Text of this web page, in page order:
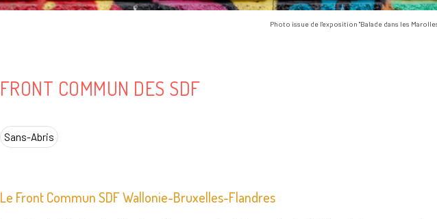
Photo issue de l'exposition "Balade dans les
FRONT COMMUN DES SDF
Sans-Abris
Le Front Commun SDF Wallonie-Bruxelles-Flandres